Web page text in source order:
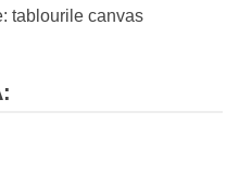
tablourile canvas